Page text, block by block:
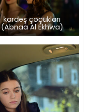
kardeş çoçukları
(Abnaa Al Ekhwa)